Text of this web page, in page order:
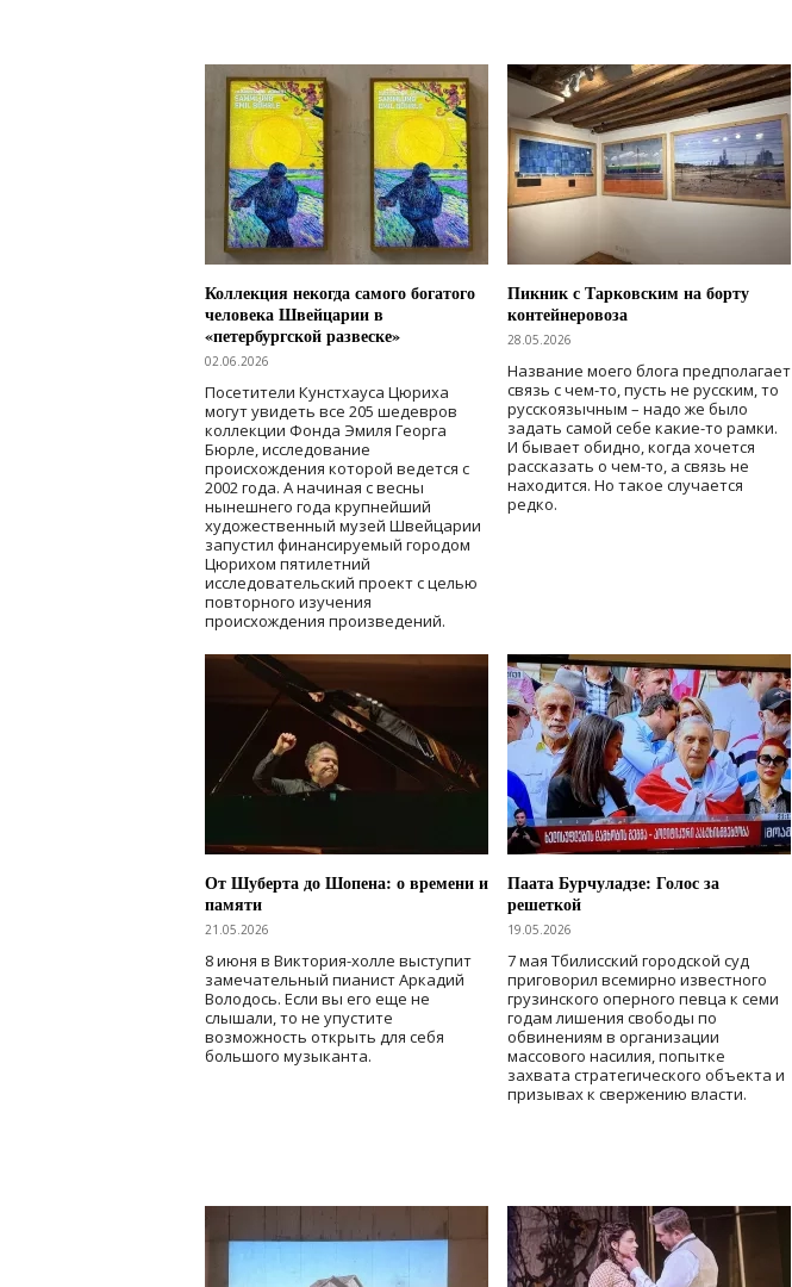
Коллекция некогда самого богатого
человека Швейцарии в
«петербургской развеске»
02.06.2026
Посетители Кунстхауса Цюриха
могут увидеть все 205 шедевров
коллекции Фонда Эмиля Георга
Бюрле, исследование
происхождения которой ведется с
2002 года. А начиная с весны
нынешнего года крупнейший
художественный музей Швейцарии
запустил финансируемый городом
Цюрихом пятилетний
исследовательский проект с целью
повторного изучения
происхождения произведений.
Пикник с Тарковским на борту
контейнеровоза
28.05.2026
Название моего блога предполагает
связь с чем-то, пусть не русским, то
русскоязычным – надо же было
задать самой себе какие-то рамки.
И бывает обидно, когда хочется
рассказать о чем-то, а связь не
находится. Но такое случается
редко.
От Шуберта до Шопена: о времени и
памяти
21.05.2026
8 июня в Виктория-холле выступит
замечательный пианист Аркадий
Володось. Если вы его еще не
слышали, то не упустите
возможность открыть для себя
большого музыканта.
Паата Бурчуладзе: Голос за
решеткой
19.05.2026
7 мая Тбилисский городской суд
приговорил всемирно известного
грузинского оперного певца к семи
годам лишения свободы по
обвинениям в организации
массового насилия, попытке
захвата стратегического объекта и
призывах к свержению власти.